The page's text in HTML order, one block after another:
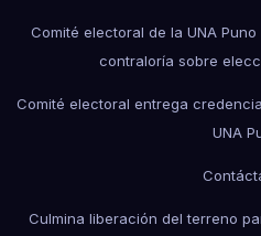
Comité electoral de la UNA
contraloría sobre
Comité electoral entrega
UNA
Culmina liberación del terreno